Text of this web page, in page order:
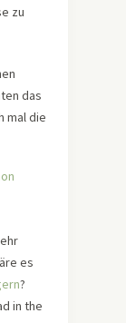
zu
das
mal die
es
?
in the